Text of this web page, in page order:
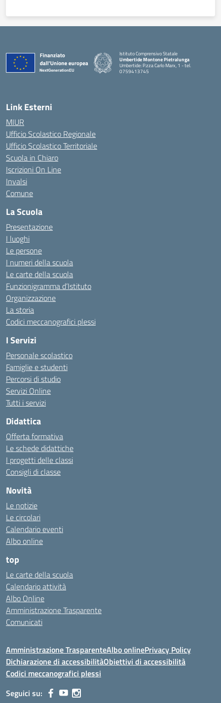
Istituto Comprensivo Statale
Umbertide Montone Pietralunga
Umbertide: P.zza Carlo Marx, 1 - tel.
0759413745
Link Esterni
MIUR
Ufficio Scolastico Regionale
Ufficio Scolastico Territoriale
Scuola in Chiaro
Iscrizioni On Line
Invalsi
Comune
La Scuola
Presentazione
I luoghi
Le persone
I numeri della scuola
Le carte della scuola
Funzionigramma d’Istituto
Organizzazione
La storia
Codici meccanografici plessi
I Servizi
Personale scolastico
Famiglie e studenti
Percorsi di studio
Servizi Online
Tutti i servizi
Didattica
Offerta formativa
Le schede didattiche
I progetti delle classi
Consigli di classe
Novità
Le notizie
Le circolari
Calendario eventi
Albo online
top
Le carte della scuola
Calendario attività
Albo Online
Amministrazione Trasparente
Comunicati
Amministrazione TrasparenteAlbo onlinePrivacy Policy
Dichiarazione di accessibilitàObiettivi di accessibilità
Codici meccanografici plessi
Seguici su: